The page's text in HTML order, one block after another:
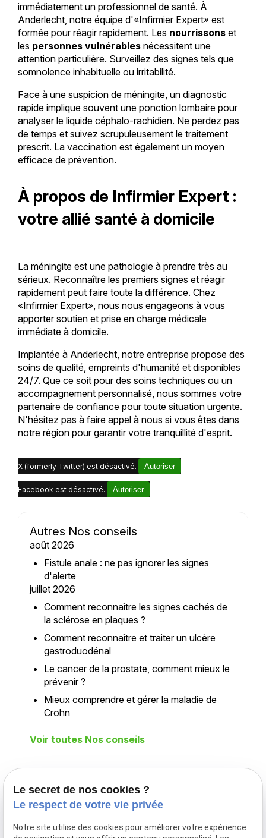
immédiatement un professionnel de santé. À
Anderlecht, notre équipe d'«Infirmier Expert» est
formée pour réagir rapidement. Les nourrissonset
les personnes vulnérablesnécessitent une
attention particulière. Surveillez des signes tels que
somnolence inhabituelle ou irritabilité.
Face à une suspicion de méningite, un diagnostic
rapide implique souvent une ponction lombaire pour
analyser le liquide céphalo-rachidien. Ne perdez pas
de temps et suivez scrupuleusement le traitement
prescrit. La vaccination est également un moyen
efficace de prévention.
À propos de Infirmier Expert :
votre allié santé à domicile
La méningite est une pathologie à prendre très au
sérieux. Reconnaître les premiers signes et réagir
rapidement peut faire toute la différence. Chez
«Infirmier Expert», nous nous engageons à vous
apporter soutien et prise en charge médicale
immédiate à domicile.
Implantée à Anderlecht, notre entreprise propose des
soins de qualité, empreints d'humanité et disponibles
24/7. Que ce soit pour des soins techniques ou un
accompagnement personnalisé, nous sommes votre
partenaire de confiance pour toute situation urgente.
N'hésitez pas à faire appel à nous si vous êtes dans
notre région pour garantir votre tranquillité d'esprit.
X (formerly Twitter) est désactivé. Autoriser
Facebook est désactivé. Autoriser
Autres Nos conseils
août 2026
Fistule anale : ne pas ignorer les signes
d'alerte
juillet 2026
Comment reconnaître les signes cachés de
la sclérose en plaques ?
Comment reconnaître et traiter un ulcère
gastroduodénal
Le cancer de la prostate, comment mieux le
prévenir ?
Mieux comprendre et gérer la maladie de
Crohn
Voir toutes Nos conseils
Téléphone
02 775 26 25
DILBEEK
Le secret de nos cookies ?
Le respect de votre vie privée
Notre site utilise des cookies pour améliorer votre expérience